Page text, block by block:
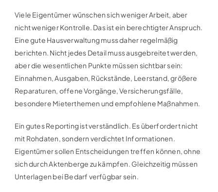
Viele Eigentümer wünschen sich weniger Arbeit, aber
nicht weniger Kontrolle. Das ist ein berechtigter Anspruch.
Eine gute Hausverwaltung muss daher regelmäßig
berichten. Nicht jedes Detail muss ausgebreitet werden,
aber die wesentlichen Punkte müssen sichtbar sein:
Einnahmen, Ausgaben, Rückstände, Leerstand, größere
Reparaturen, offene Vorgänge, Versicherungsfälle,
besondere Mieterthemen und empfohlene Maßnahmen.
Ein gutes Reporting ist verständlich. Es überfordert nicht
mit Rohdaten, sondern verdichtet Informationen.
Eigentümer sollen Entscheidungen treffen können, ohne
sich durch Aktenberge zu kämpfen. Gleichzeitig müssen
Unterlagen bei Bedarf verfügbar sein.